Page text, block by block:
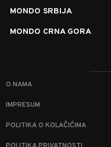
MONDO SRBIJA
MONDO CRNA GORA
O NAMA
IMPRESUM
POLITIKA O KOLAČIĆIMA